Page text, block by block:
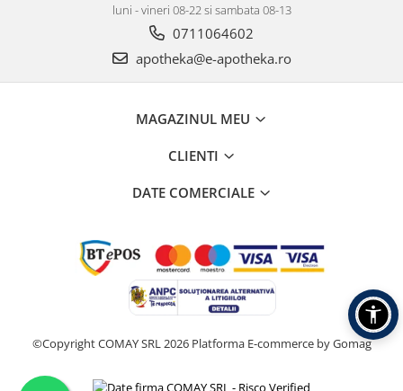
luni - vineri 08-22 si sambata 08-13
0711064602
apotheka@e-apotheka.ro
MAGAZINUL MEU
CLIENTI
DATE COMERCIALE
©Copyright COMAY SRL 2026 Platforma E-commerce by Gomag